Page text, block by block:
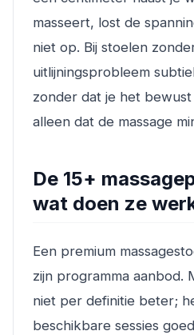
masseert, lost de
niet op. Bij stoelen
uitlijningsprobleem
zonder dat je het
alleen dat de massage
De 15+
wat doen ze
Een premium
zijn programma aanbod.
niet per definitie beter;
beschikbare sessies